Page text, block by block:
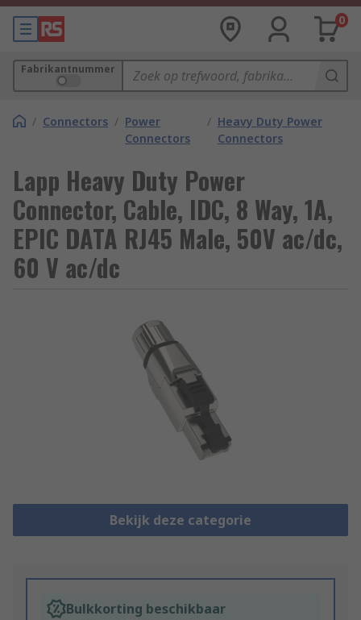
0
Fabrikantnummer
/ Connectors / Power
Connectors
/ Heavy Duty Power
Connectors
Lapp Heavy Duty Power
Connector, Cable, IDC, 8 Way, 1A,
EPIC DATA RJ45 Male, 50V ac/dc,
60 V ac/dc
Bekijk deze categorie
Bulkkorting beschikbaar